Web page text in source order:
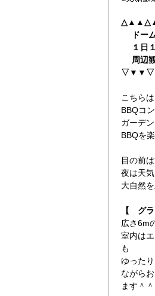
ドー
１日
周辺
こちら
BBQコ
ガーデ
BBQを
目の前
夜は天
大自然
【 グ
広さ6m
室内は
も
ゆった
ながら
ます＾＾